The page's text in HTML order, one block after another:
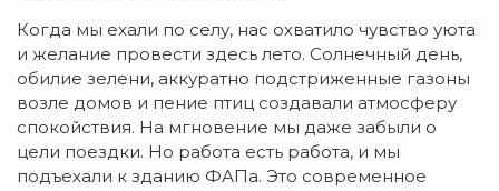
Когда мы ехали по селу, нас охватило чувство уюта
и желание провести здесь лето. Солнечный день,
обилие зелени, аккуратно подстриженные газоны
возле домов и пение птиц создавали атмосферу
спокойствия. На мгновение мы даже забыли о
цели поездки. Но работа есть работа, и мы
подъехали к зданию ФАПа. Это современное